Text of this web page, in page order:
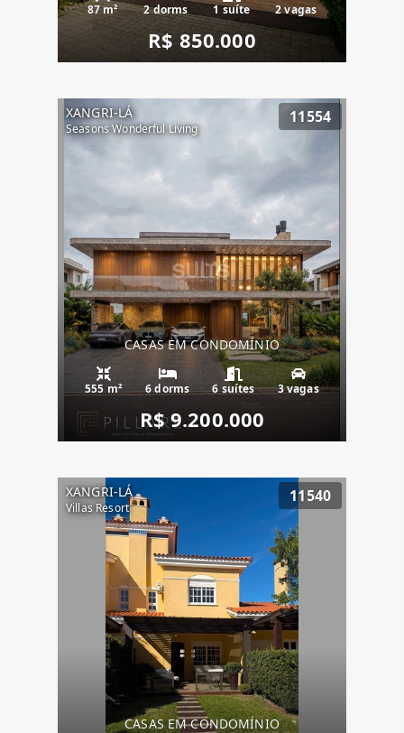
87 m² 2 dorms 1 suíte 2 vagas
R$ 850.000
XANGRI-LÁ
Seasons Wonderful Living
11554
CASAS EM CONDOMÍNIO
555 m² 6 dorms 6 suítes 3 vagas
R$ 9.200.000
XANGRI-LÁ
Villas Resort
11540
CASAS EM CONDOMÍNIO